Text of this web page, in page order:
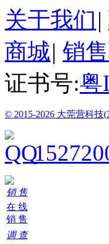
关于我们 |
商城| 销
证书号:粤
© 2015-2026 大莞营科
销 售
在 线
销 售
调 查